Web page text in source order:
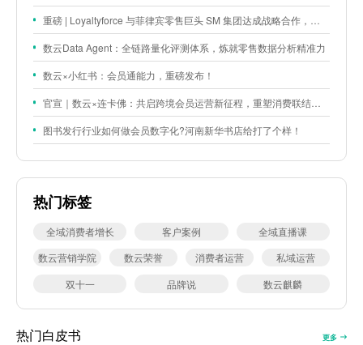
重磅 | Loyaltyforce 与菲律宾零售巨头 SM 集团达成战略合作，携手开启 SMAC 会员数智化运营新征程
数云Data Agent：全链路量化评测体系，炼就零售数据分析精准力
数云×小红书：会员通能力，重磅发布！
官宣｜数云×连卡佛：共启跨境会员运营新征程，重塑消费联结新体验
图书发行行业如何做会员数字化?河南新华书店给打了个样！
热门标签
全域消费者增长 客户案例
全域直播课
数云营销学院
数云荣誉 消费者运营
私域运营
双十一
品牌说 数云麒麟
热门白皮书 更多